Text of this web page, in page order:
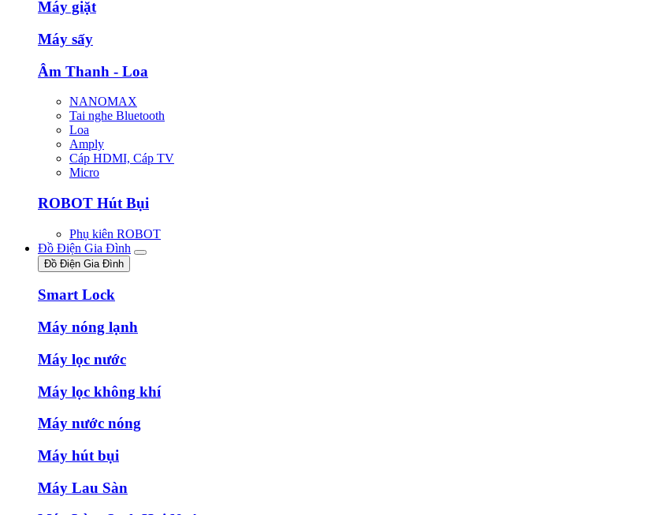
Máy giặt
Máy sấy
Âm Thanh - Loa
NANOMAX
Tai nghe Bluetooth
Loa
Amply
Cáp HDMI, Cáp TV
Micro
ROBOT Hút Bụi
Phụ kiên ROBOT
Đồ Điện Gia Đình
Đồ Điện Gia Đình
Smart Lock
Máy nóng lạnh
Máy lọc nước
Máy lọc không khí
Máy nước nóng
Máy hút bụi
Máy Lau Sàn